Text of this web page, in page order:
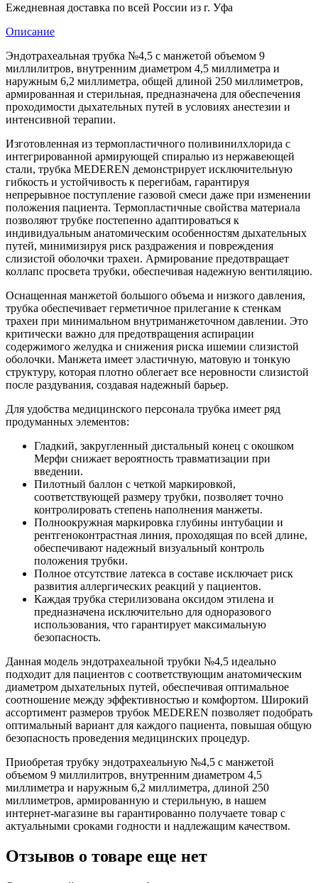
Ежедневная доставка по всей России из г. Уфа
Описание
Эндотрахеальная трубка №4,5 с манжетой объемом 9
миллилитров, внутренним диаметром 4,5 миллиметра и
наружным 6,2 миллиметра, общей длиной 250 миллиметров,
армированная и стерильная, предназначена для обеспечения
проходимости дыхательных путей в условиях анестезии и
интенсивной терапии.
Изготовленная из термопластичного поливинилхлорида с
интегрированной армирующей спиралью из нержавеющей
стали, трубка MEDEREN демонстрирует исключительную
гибкость и устойчивость к перегибам, гарантируя
непрерывное поступление газовой смеси даже при изменении
положения пациента. Термопластичные свойства материала
позволяют трубке постепенно адаптироваться к
индивидуальным анатомическим особенностям дыхательных
путей, минимизируя риск раздражения и повреждения
слизистой оболочки трахеи. Армирование предотвращает
коллапс просвета трубки, обеспечивая надежную вентиляцию.
Оснащенная манжетой большого объема и низкого давления,
трубка обеспечивает герметичное прилегание к стенкам
трахеи при минимальном внутриманжеточном давлении. Это
критически важно для предотвращения аспирации
содержимого желудка и снижения риска ишемии слизистой
оболочки. Манжета имеет эластичную, матовую и тонкую
структуру, которая плотно облегает все неровности слизистой
после раздувания, создавая надежный барьер.
Для удобства медицинского персонала трубка имеет ряд
продуманных элементов:
Гладкий, закругленный дистальный конец с окошком
Мерфи снижает вероятность травматизации при
введении.
Пилотный баллон с четкой маркировкой,
соответствующей размеру трубки, позволяет точно
контролировать степень наполнения манжеты.
Полноокружная маркировка глубины интубации и
рентгеноконтрастная линия, проходящая по всей длине,
обеспечивают надежный визуальный контроль
положения трубки.
Полное отсутствие латекса в составе исключает риск
развития аллергических реакций у пациентов.
Каждая трубка стерилизована оксидом этилена и
предназначена исключительно для одноразового
использования, что гарантирует максимальную
безопасность.
Данная модель эндотрахеальной трубки №4,5 идеально
подходит для пациентов с соответствующим анатомическим
диаметром дыхательных путей, обеспечивая оптимальное
соотношение между эффективностью и комфортом. Широкий
ассортимент размеров трубок MEDEREN позволяет подобрать
оптимальный вариант для каждого пациента, повышая общую
безопасность проведения медицинских процедур.
Приобретая трубку эндотрахеальную №4,5 с манжетой
объемом 9 миллилитров, внутренним диаметром 4,5
миллиметра и наружным 6,2 миллиметра, длиной 250
миллиметров, армированную и стерильную, в нашем
интернет-магазине вы гарантированно получаете товар с
актуальными сроками годности и надлежащим качеством.
Отзывов о товаре еще нет